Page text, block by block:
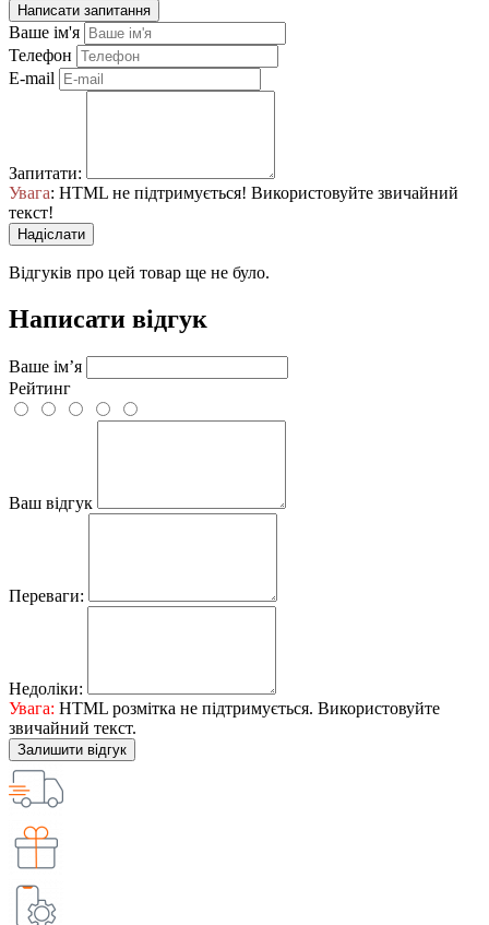
Написати запитання
Ваше ім'я
Телефон
E-mail
Запитати:
Увага: HTML не підтримується! Використовуйте звичайний
текст!
Надіслати
Відгуків про цей товар ще не було.
Написати відгук
Ваше ім’я
Рейтинг
Ваш відгук
Переваги:
Недоліки:
Увага: HTML розмітка не підтримується. Використовуйте
звичайний текст.
Залишити відгук